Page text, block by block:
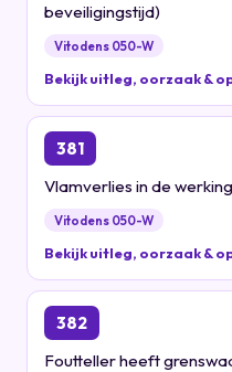
beveiligingstijd)
Vitodens 050-W
Bekijk uitleg, oorzaak &
381
Vlamverlies in de
Vitodens 050-W
Bekijk uitleg, oorzaak &
382
Foutteller heeft